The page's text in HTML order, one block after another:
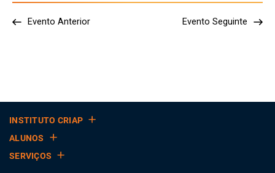
Evento Anterior Evento Seguinte
INSTITUTO CRIAP
ALUNOS
SERVIÇOS